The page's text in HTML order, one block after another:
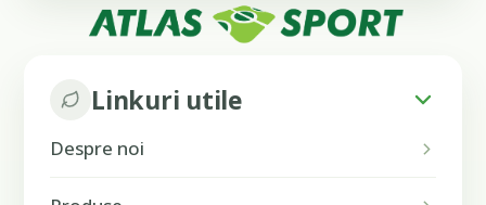
Linkuri utile
Despre noi